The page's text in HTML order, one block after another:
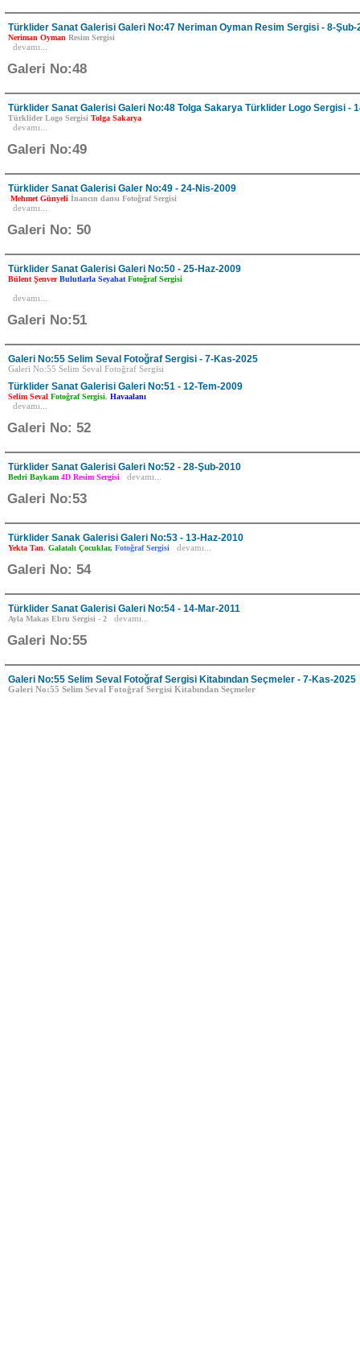
Türklider Sanat Galerisi Galeri No:47 Neriman Oyman Resim Sergisi - 8-Şub-
Neriman Oyman Resim Sergisi
devamı...
Galeri No:48
Türklider Sanat Galerisi Galeri No:48 Tolga Sakarya Türklider Logo Sergisi -
Türklider Logo Sergisi Tolga Sakarya
devamı...
Galeri No:49
Türklider Sanat Galerisi Galer No:49 - 24-Nis-2009
Mehmet Günyeli İnancın dansı Fotoğraf Sergisi
devamı...
Galeri No: 50
Türklider Sanat Galerisi Galeri No:50 - 25-Haz-2009
Bülent Şenver Bulutlarla Seyahat Fotoğraf Sergisi
devamı...
Galeri No:51
Galeri No:55 Selim Seval Fotoğraf Sergisi - 7-Kas-2025
Galeri No:55 Selim Seval Fotoğraf Sergisi
Türklider Sanat Galerisi Galeri No:51 - 12-Tem-2009
Selim Seval Fotoğraf Sergisi, Havaalanı
devamı...
Galeri No: 52
Türklider Sanat Galerisi Galeri No:52 - 28-Şub-2010
Bedri Baykam 4D Resim Sergisi devamı...
Galeri No:53
Türklider Sanak Galerisi Galeri No:53 - 13-Haz-2010
Yekta Tan, Galatalı Çocuklar, Fotoğraf Sergisi devamı...
Galeri No: 54
Türklider Sanat Galerisi Galeri No:54 - 14-Mar-2011
Ayla Makas Ebru Sergisi - 2 devamı...
Galeri No:55
Galeri No:55 Selim Seval Fotoğraf Sergisi Kitabından Seçmeler - 7-Kas-2025
Galeri No:55 Selim Seval Fotoğraf Sergisi Kitabından Seçmeler